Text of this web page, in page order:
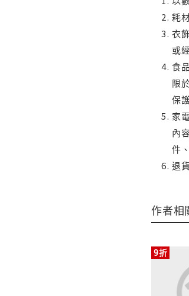
耗
衣
或
食
限
保
家
內
件
退
作者相
9折